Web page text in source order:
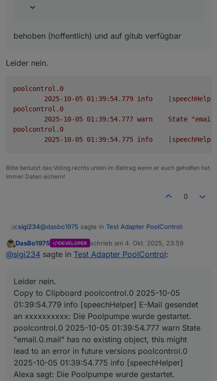
Denke .mail ist falsch
behoben (hoffentlich) und auf gitub verfügbar
Leider nein.
poolcontrol.0
info
	[
poolcontrol.0
warn State
poolcontrol.0
info
	[
Bitte benutzt das Voting rechts unten im Beitrag wenn er euch geholfen hat.
Immer Daten sichern!
0
sigi234@dasbo1975 sagte in Test Adapter PoolControl:
@sigi234sagte inTest Adapter PoolControl
eine Existenzprüfung des E-Mail-
Adapters vor dem Versand,
Denke .mail ist falsch
poolcontrol.0
2025-10-05 01:39:54.779	info
poolcontrol.0
2025-10-05 01:39:54.777	warn	State
poolcontrol.0
Offline
DasBo1975 DEVELOPER schrieb am 4. Okt. 2025, 23:59
zuletzt editiert von
@sigi234 sagte in Test Adapter PoolControl:
Leider nein.
Copy to Clipboard poolcontrol.0 2025-10-05
01:39:54.779 info [speechHelper] E-Mail gesendet
an xxxxxxxxxx: Die Poolpumpe wurde gestartet.
poolcontrol.0 2025-10-05 01:39:54.777 warn State
"email.0.mail" has no existing object, this might
lead to an error in future versions poolcontrol.0
2025-10-05 01:39:54.775 info [speechHelper]
Alexa sagt: Die Poolpumpe wurde gestartet.